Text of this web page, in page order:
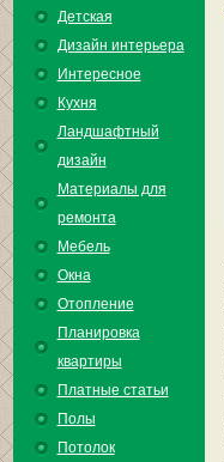
Детская
Дизайн интерьера
Интересное
Кухня
Ландшафтный
дизайн
Материалы для
ремонта
Мебель
Окна
Отопление
Планировка
квартиры
Платные статьи
Полы
Потолок